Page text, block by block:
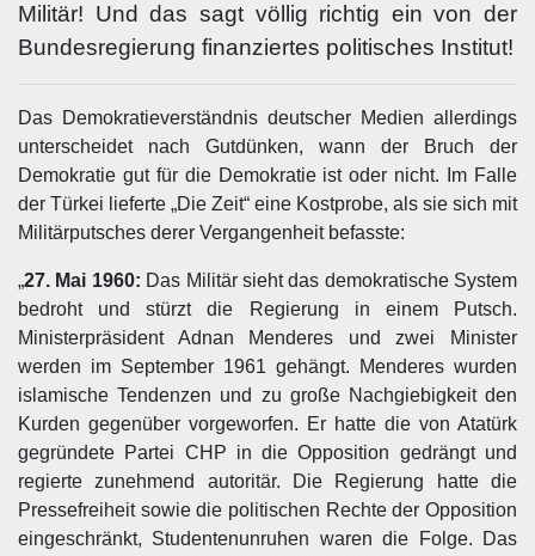
Militär! Und das sagt völlig richtig ein von der
Bundesregierung finanziertes politisches Institut!
Das Demokratieverständnis deutscher Medien allerdings
unterscheidet nach Gutdünken, wann der Bruch der
Demokratie gut für die Demokratie ist oder nicht. Im Falle
der Türkei lieferte „Die Zeit“ eine Kostprobe, als sie sich mit
Militärputsches derer Vergangenheit befasste:
„27. Mai 1960: Das Militär sieht das demokratische System
bedroht und stürzt die Regierung in einem Putsch.
Ministerpräsident Adnan Menderes und zwei Minister
werden im September 1961 gehängt. Menderes wurden
islamische Tendenzen und zu große Nachgiebigkeit den
Kurden gegenüber vorgeworfen. Er hatte die von Atatürk
gegründete Partei CHP in die Opposition gedrängt und
regierte zunehmend autoritär. Die Regierung hatte die
Pressefreiheit sowie die politischen Rechte der Opposition
eingeschränkt, Studentenunruhen waren die Folge. Das